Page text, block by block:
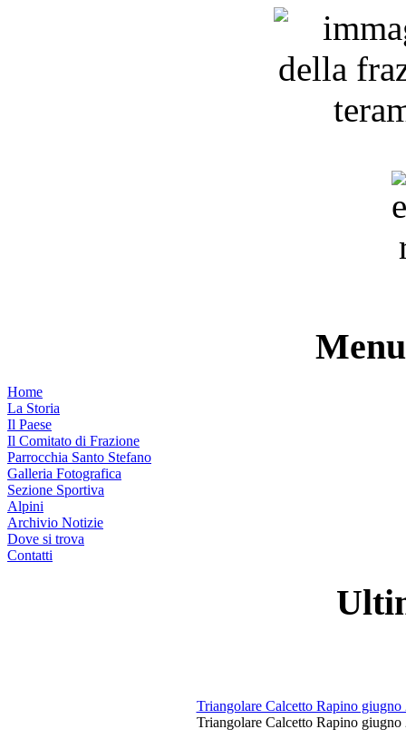
Home
La Storia
Il Paese
Il Comitato di Frazione
Parrocchia Santo Stefano
Galleria Fotografica
Sezione Sportiva
Alpini
Archivio Notizie
Dove si trova
Contatti
Triangolare Calcetto Rapino giugno
Triangolare Calcetto Rapino giugno